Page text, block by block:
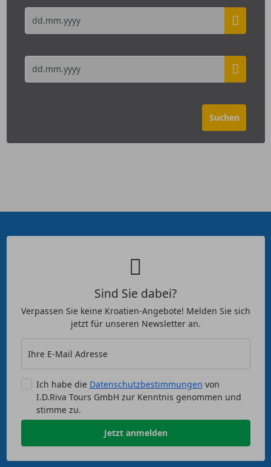
Sind Sie dabei?
Verpassen Sie keine Kroatien-Angebote! Melden Sie sich
jetzt für unseren Newsletter an.
Ihre E-Mail Adresse
Ich habe die Datenschutzbestimmungen von
I.D.Riva Tours GmbH zur Kenntnis genommen und
stimme zu.
Jetzt anmelden